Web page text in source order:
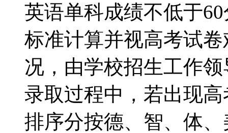
英语单科成绩不低于
标准计算并视高考试
况，由学校招生工作
录取过程中，若出现
排序分按德、智、体